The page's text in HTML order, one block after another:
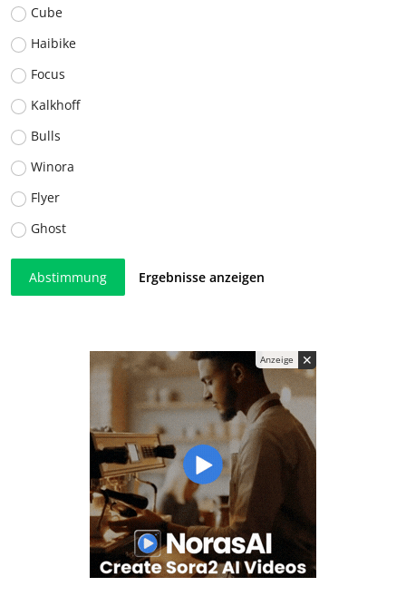
Cube
Haibike
Focus
Kalkhoff
Bulls
Winora
Flyer
Ghost
Abstimmung Ergebnisse anzeigen
Anzeige ✕